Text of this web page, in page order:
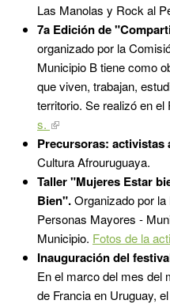
Las Manolas y Rock al
7a Edición de
organizado por la
Municipio B tiene como
que viven, trabajan,
territorio. Se realizó en el
s.
Precursoras: activistas
Cultura Afrouruguaya.
Taller "Mujeres Estar
Bien".Organizado por
Personas Mayores -
Municipio. Fotos de la
Inauguración del
En el marco del mes del
de Francia en Uruguay,